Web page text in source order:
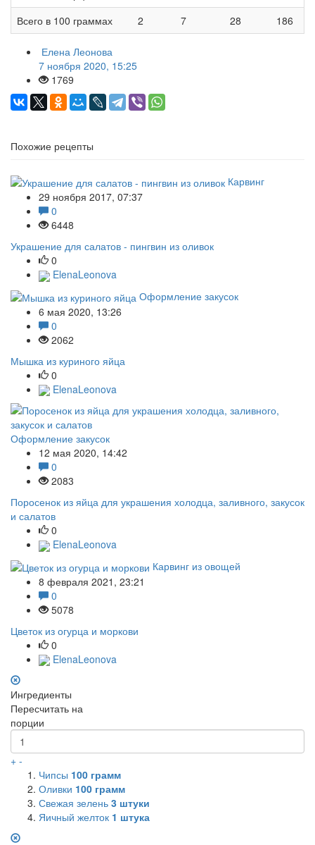
Всего в 100 граммах
2 7 28 186
Елена Леонова
7 ноября 2020, 15:25
1769
Похожие рецепты
Карвинг
29 ноября 2017, 07:37
0
6448
Украшение для салатов - пингвин из оливок
0
ElenaLeonova
Оформление закусок
6 мая 2020, 13:26
0
2062
Мышка из куриного яйца
0
ElenaLeonova
Оформление закусок
12 мая 2020, 14:42
0
2083
Поросенок из яйца для украшения холодца, заливного, закусок
и салатов
0
ElenaLeonova
Карвинг из овощей
8 февраля 2021, 23:21
0
5078
Цветок из огурца и моркови
0
ElenaLeonova
Ингредиенты
Пересчитать на
порции
+ -
Чипсы 100 грамм
Оливки 100 грамм
Свежая зелень 3 штуки
Яичный желток 1 штука